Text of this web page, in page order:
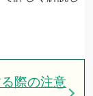
際の注意